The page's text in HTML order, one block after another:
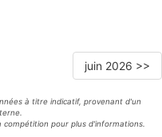
juin 2026 >>
à titre indicatif, provenant d'un
compétition pour plus d'informations.